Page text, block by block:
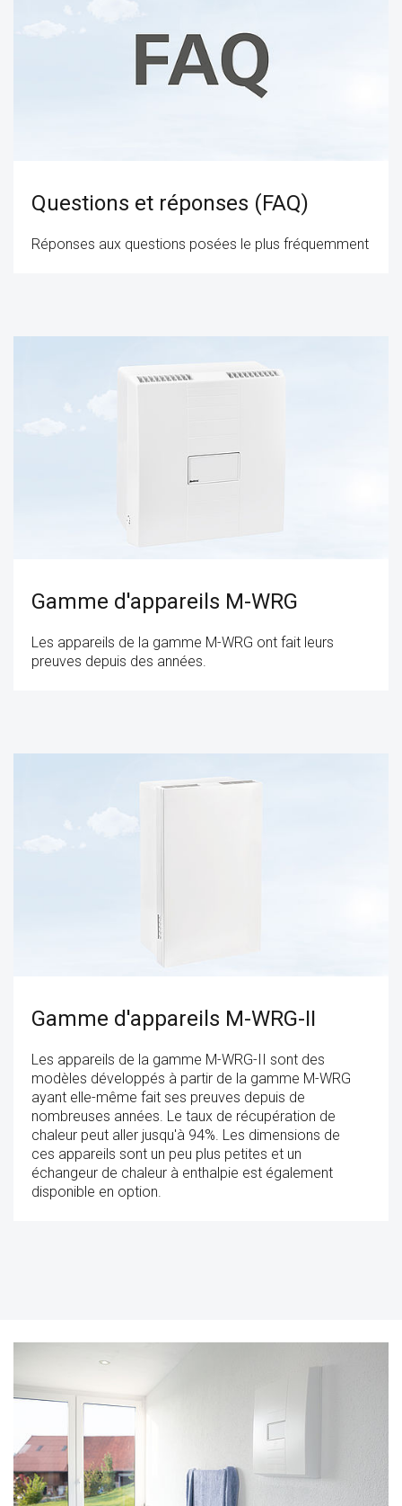
Questions et réponses (FAQ)
Réponses aux questions posées le plus fréquemment
Gamme d'appareils M-WRG
Les appareils de la gamme M-WRG ont fait leurs
preuves depuis des années.
Gamme d'appareils M-WRG-II
Les appareils de la gamme M-WRG-II sont des
modèles développés à partir de la gamme M-WRG
ayant elle-même fait ses preuves depuis de
nombreuses années. Le taux de récupération de
chaleur peut aller jusqu'à 94%. Les dimensions de
ces appareils sont un peu plus petites et un
échangeur de chaleur à enthalpie est également
disponible en option.